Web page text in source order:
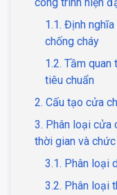
công trình hiện
1.1. Định
chống cháy
1.2. Tầm
tiêu chuẩn
2. Cấu tạo cửa
3. Phân loại cửa
thời gian và
3.1. Phân loại
3.2. Phân loại